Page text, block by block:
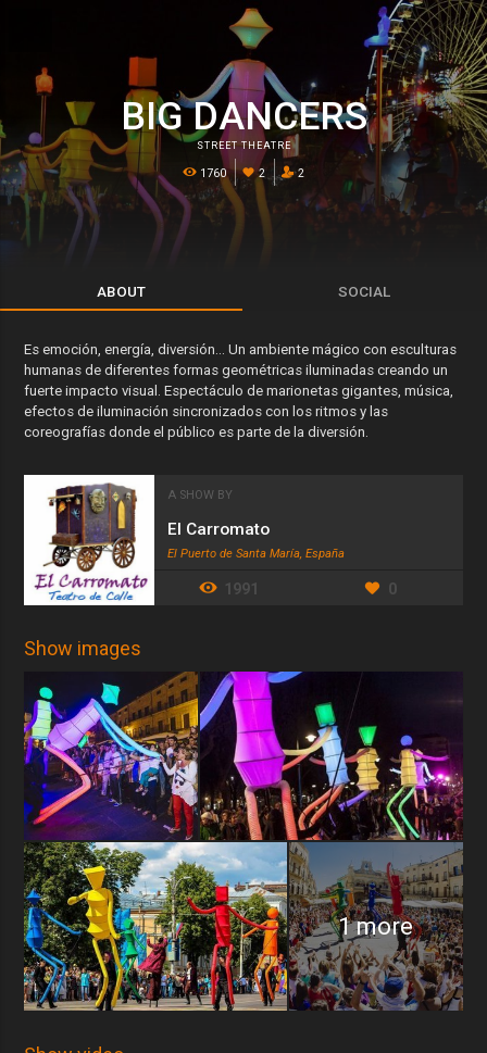
BIG DANCERS
STREET THEATRE
1760 2 2
ABOUT SOCIAL
Es emoción, energía, diversión... Un ambiente mágico con esculturas
humanas de diferentes formas geométricas iluminadas creando un
fuerte impacto visual. Espectáculo de marionetas gigantes, música,
efectos de iluminación sincronizados con los ritmos y las
coreografías donde el público es parte de la diversión.
A SHOW BY
El Carromato
El Puerto de Santa María, España
1991 0
Show images
1 more